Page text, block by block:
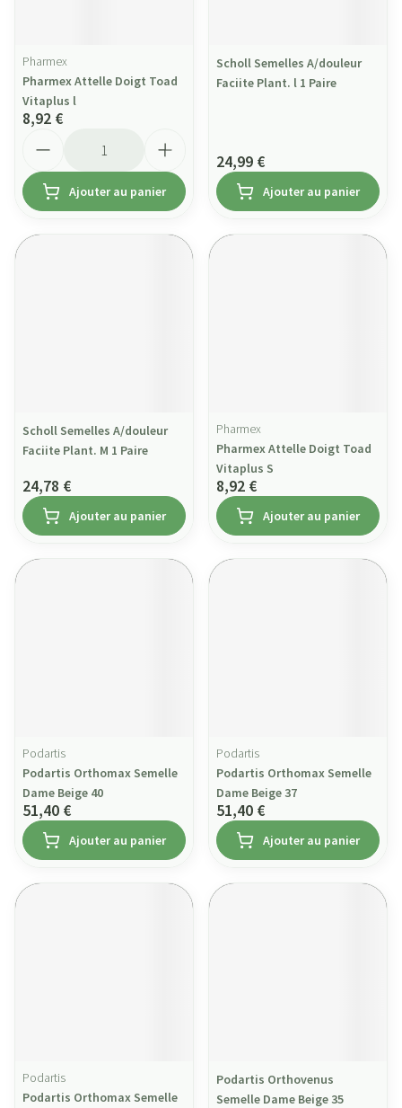
Pharmex
Pharmex Attelle Doigt Toad
Vitaplus l
8,92 €
Ajouter au panier
Scholl Semelles A/douleur
Faciite Plant. l 1 Paire
24,99 €
Ajouter au panier
Scholl Semelles A/douleur
Faciite Plant. M 1 Paire
24,78 €
Ajouter au panier
Pharmex
Pharmex Attelle Doigt Toad
Vitaplus S
8,92 €
Ajouter au panier
Podartis
Podartis Orthomax Semelle
Dame Beige 40
51,40 €
Ajouter au panier
Podartis
Podartis Orthomax Semelle
Dame Beige 37
51,40 €
Ajouter au panier
Podartis
Podartis Orthomax Semelle
Podartis Orthovenus
Semelle Dame Beige 35